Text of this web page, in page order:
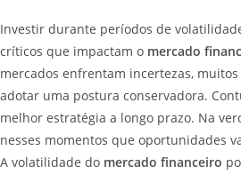
Investir durante períodos de
críticos que impactam o mercado
mercados enfrentam incertezas,
adotar uma postura conservadora.
melhor estratégia a longo prazo. Na
nesses momentos que oportunidades
A volatilidade do mercado financeiro